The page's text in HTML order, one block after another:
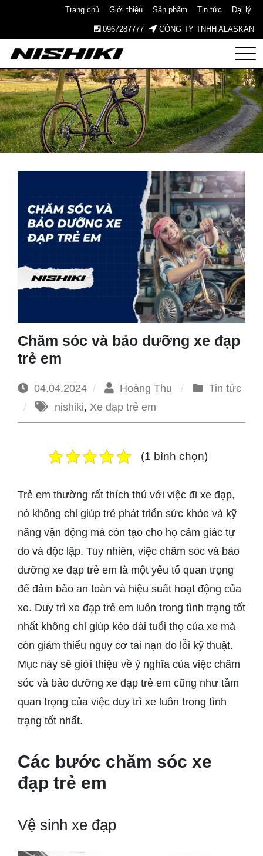
Trang chủ Giới thiệu Sản phẩm Tin tức Đại lý
0967287777 CÔNG TY TNHH ALASKAN
Nishiki
– Xe
Đạp
Bản –
Since
1965
Chăm sóc và bảo dưỡng xe đạp
trẻ em
04.04.2024 Hoàng Thu
Tin tức
nishiki, Xe đạp trẻ em
(1 bình chọn)
Trẻ em thường rất thích thú với việc đi xe đạp,
nó không chỉ giúp trẻ phát triển sức khỏe và kỹ
năng vận động mà còn tạo cho họ cảm giác tự
do và độc lập. Tuy nhiên, việc chăm sóc và bảo
dưỡng xe đạp trẻ em là một yếu tố quan trọng
để đảm bảo an toàn và hiệu suất hoạt động của
xe. Duy trì xe đạp trẻ em luôn trong tình trạng tốt
nhất không chỉ giúp kéo dài tuổi thọ của xe mà
còn giảm thiểu nguy cơ tai nạn do lỗi kỹ thuật.
Mục này sẽ giới thiệu về ý nghĩa của việc chăm
sóc và bảo dưỡng xe đạp trẻ em cũng như tầm
quan trọng của việc duy trì xe luôn trong tình
trạng tốt nhất.
Các bước chăm sóc xe
đạp trẻ em
Vệ sinh xe đạp